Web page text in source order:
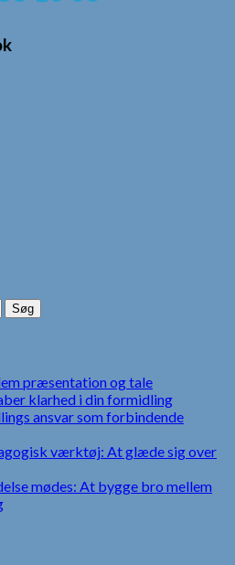
præsentation og tale
klarhed i din formidling
ansvar som forbindende
værktøj: At glæde sig over
mødes: At bygge bro mellem